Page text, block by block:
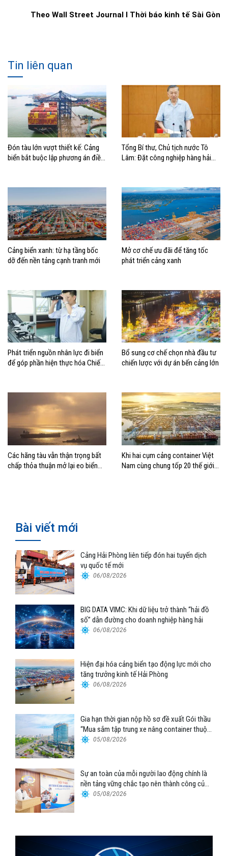
Theo Wall Street Journal I Thời báo kinh tế Sài Gòn
Tin liên quan
Đón tàu lớn vượt thiết kế: Cảng
biển bắt buộc lập phương án điều
Tổng Bí thư, Chủ tịch nước Tô
Lâm: Đặt công nghiệp hàng hải
biển mạnh
Cảng biển xanh: từ hạ tầng bốc
dỡ đến nền tảng cạnh tranh mới
Mở cơ chế ưu đãi để tăng tốc
phát triển cảng xanh
Phát triển nguồn nhân lực đi biển
để góp phần hiện thực hóa Chiến
Bổ sung cơ chế chọn nhà đầu tư
chiến lược với dự án bến cảng lớn
Các hãng tàu vẫn thận trọng bất
chấp thỏa thuận mở lại eo biển
Khi hai cụm cảng container Việt
Nam cùng chung tốp 20 thế giới
Bài viết mới
Cảng Hải Phòng liên tiếp đón hai tuyến dịch
vụ quốc tế mới
06/08/2026
BIG DATA VIMC: Khi dữ liệu trở thành “hải đồ
số” dẫn đường cho doanh nghiệp hàng hải
06/08/2026
Hiện đại hóa cảng biển tạo động lực mới cho
tăng trưởng kinh tế Hải Phòng
06/08/2026
Gia hạn thời gian nộp hồ sơ đề xuất Gói thầu
“Mua sắm tập trung xe nâng container thuộc
Tổng công ty Hàng hải Việt Nam – CTCP”
05/08/2026
Sự an toàn của mỗi người lao động chính là
nền tảng vững chắc tạo nên thành công của
Cảng Đà Nẵng
05/08/2026